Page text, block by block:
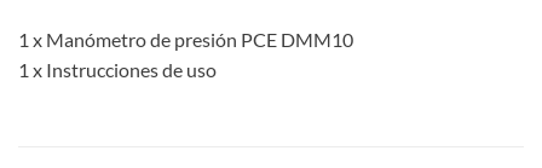
1 x Manómetro de presión PCE DMM10
1 x Instrucciones de uso